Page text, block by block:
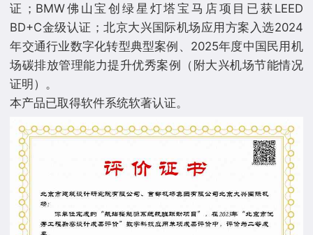
证；BMW佛山宝创绿星灯塔宝马店项目已获LEED
BD+C金级认证；北京大兴国际机场应用方案入选2024
年交通行业数字化转型典型案例、2025年度中国民用机
场碳排放管理能力提升优秀案例（附大兴机场节能情况
证明）。